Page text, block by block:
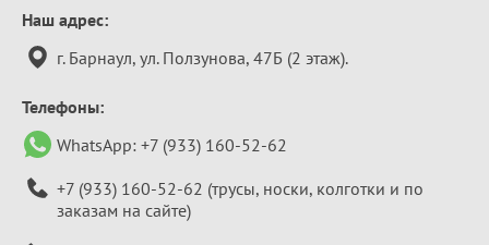
Контактная
информация
Наш адрес:
г. Барнаул, ул. Ползунова, 47Б (2 этаж).
Телефоны:
WhatsApp: +7 (933) 160-52-62
+7 (933) 160-52-62 (трусы, носки, колготки и по
заказам на сайте)